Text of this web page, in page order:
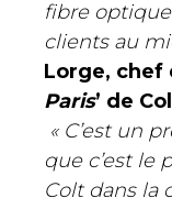
fibre
clients au
Lorge, chef
Paris’ de
« C’est un
que c’est le
Colt dans la